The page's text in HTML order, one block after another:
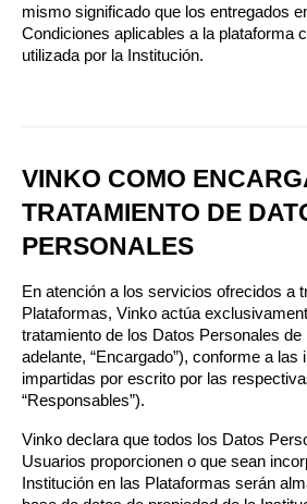
mismo significado que los entregados
Condiciones aplicables a la plataforma
utilizada por la Institución.
VINKO COMO
TRATAMIENTO DE
PERSONALES
En atención a los servicios ofrecidos a
Plataformas, Vinko actúa
tratamiento de los Datos Personales
adelante, “Encargado”), conforme a las
impartidas por escrito por las
“Responsables”).
Vinko declara que todos los Datos
Usuarios proporcionen o que sean
Institución en las Plataformas serán